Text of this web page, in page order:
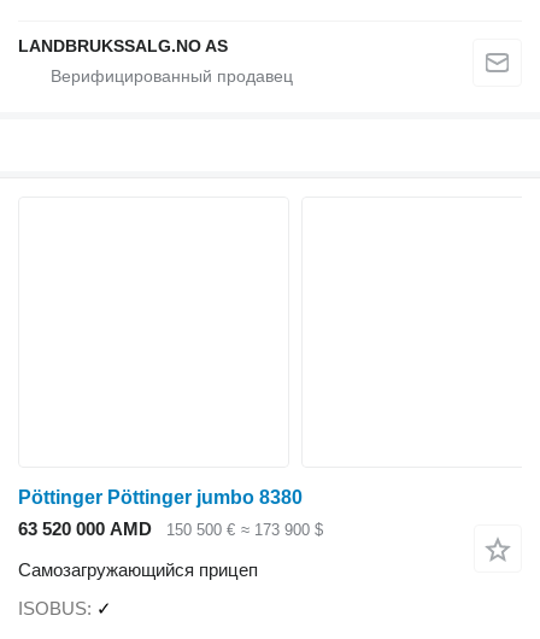
LANDBRUKSSALG.NO AS
Pöttinger Pöttinger jumbo 8380
63 520 000 AMD
150 500 € ≈ 173 900 $
Самозагружающийся прицеп
ISOBUS ✓